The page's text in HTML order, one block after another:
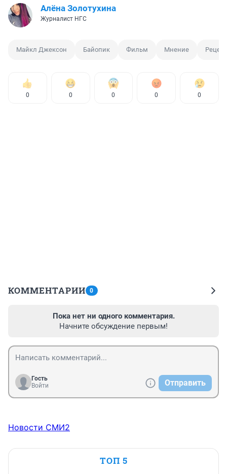
Алёна Золотухина
Журналист НГС
Майкл Джексон Байопик Фильм Мнение
0 0 0 0 0
КОММЕНТАРИИ 0
Пока нет ни одного комментария.
Начните обсуждение первым!
Гость
Войти
Отправить
Новости СМИ2
ТОП 5